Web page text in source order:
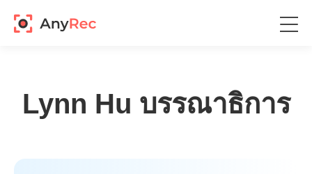
Lynn Hu บรรณาธิการ